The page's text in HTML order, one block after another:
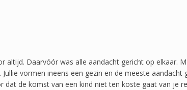
altijd. Daarvóór was alle aandacht gericht op elkaar.
vormen ineens een gezin en de meeste
dat de komst van een kind niet ten koste gaat van je